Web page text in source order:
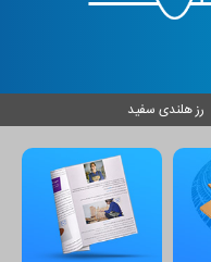
رز هلندی سفید